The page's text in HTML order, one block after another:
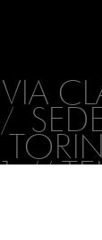
VIA
//